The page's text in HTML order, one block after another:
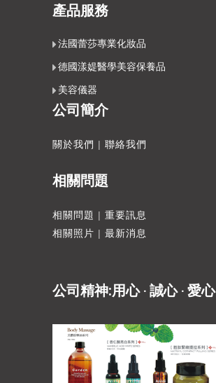
產品服務
法國蕾莎專業化妝品
德國漾媞醫學美容保養品
美容儀器
公司簡介
關於我們 | 聯絡我們
相關問題
相關問題 | 重要訊息
相關照片 | 最新消息
公司精神:用心 ‧ 誠心 ‧ 愛心